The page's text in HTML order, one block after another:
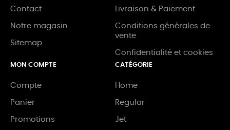
Contact
Notre magasin
Sitemap
Livraison & Paiement
Conditions générales de
vente
Confidentialité et cookies
MON COMPTE
Compte
Panier
Promotions
CATÉGORIE
Home
Regular
Jet